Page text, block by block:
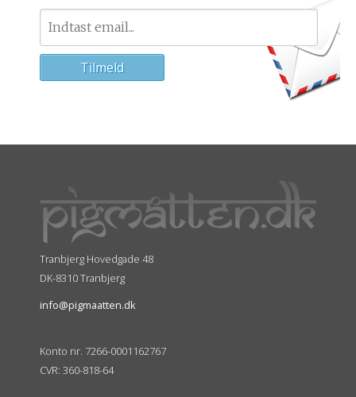
Tranbjerg Hovedgade 48
DK-8310 Tranbjerg
info@pigmaatten.dk
Konto nr. 7266-0001162767
CVR: 360-818-64